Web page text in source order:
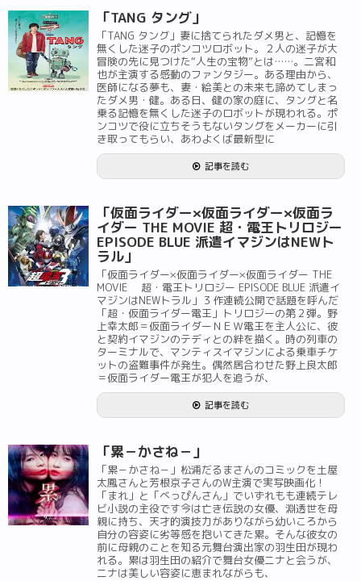
「TANG タング」
「TANG タング」妻に捨てられたダメ男と、記憶を
無くした迷子のポンコツロボット。２人の迷子が大
冒険の先に見つけた“人生の宝物”とは……。二宮和
也が主演する感動のファンタジー。ある理由から、
医師になる夢も、妻・絵美との未来も諦めてしまっ
たダメ男・健。ある日、健の家の庭に、タングと名
乗る記憶を無くした迷子のロボットが現われる。ポ
ンコツで役に立ちそうもないタングをメーカーに引
き取ってもらい、あわよくば最新型に
記事を読む
「仮面ライダー×仮面ライダー×仮面ラ
イダー THE MOVIE 超・電王トリロジー
EPISODE BLUE 派遣イマジンはNEWト
ラル」
「仮面ライダー×仮面ライダー×仮面ライダー THE
MOVIE 超・電王トリロジー EPISODE BLUE 派遣イ
マジンはNEWトラル」３作連続公開で話題を呼んだ
「超・仮面ライダー電王」トリロジーの第２弾。野
上幸太郎＝仮面ライダーＮＥＷ電王を主人公に、彼
と契約イマジンのテディとの絆を描く。時の列車の
ターミナルで、マンティスイマジンによる乗車チケ
ットの盗難事件が発生。偶然居合わせた野上良太郎
＝仮面ライダー電王が犯人を追うが、
記事を読む
「累－かさね－」
「累－かさね－」松浦だるまさんのコミックを土屋
太鳳さんと芳根京子さんのW主演で実写映画化！
「まれ」と「べっぴんさん」でいずれもも連続テレ
ビ小説の主役です今は亡き伝説の女優、淵透世を母
親に持ち、天才的演技力がありながら幼いころから
自分の容姿に劣等感を抱いてきた累。そんな彼女の
前に母親のことを知る元舞台演出家の羽生田が現わ
れる。累は羽生田の紹介で舞台女優ニナと会うが、
ニナは美しい容姿に恵まれながらも、